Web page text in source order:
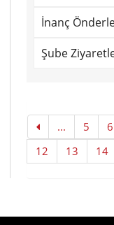
İnanç
Şube
... 5 6
12
13 14